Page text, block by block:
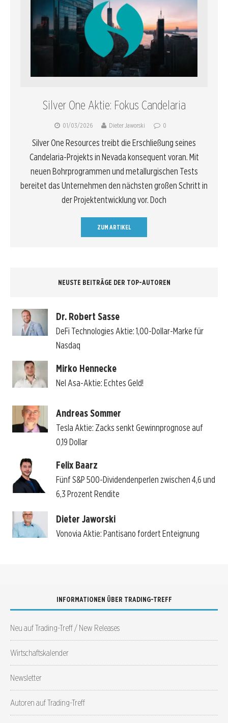
Silver One Aktie: Fokus Candelaria
01/03/2026 Dieter Jaworski 0
Silver One Resources treibt die Erschließung seines
Candelaria-Projekts in Nevada konsequent voran. Mit
neuen Bohrprogrammen und metallurgischen Tests
bereitet das Unternehmen den nächsten großen Schritt in
der Projektentwicklung vor. Doch
ZUM ARTIKEL
NEUSTE BEITRÄGE DER TOP-AUTOREN
Dr. Robert Sasse
DeFi Technologies Aktie: 1,00-Dollar-Marke für
Nasdaq
Mirko Hennecke
Nel Asa-Aktie: Echtes Geld!
Andreas Sommer
Tesla Aktie: Zacks senkt Gewinnprognose auf
0,19 Dollar
Felix Baarz
Fünf S&P 500-Dividendenperlen zwischen 4,6 und
6,3 Prozent Rendite
Dieter Jaworski
Vonovia Aktie: Pantisano fordert Enteignung
INFORMATIONEN ÜBER TRADING-TREFF
Neu auf Trading-Treff / New Releases
Wirtschaftskalender
Newsletter
Autoren auf Trading-Treff